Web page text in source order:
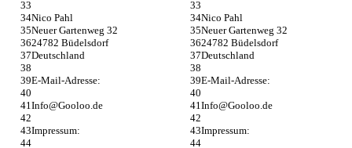
Nico Pahl
Nico Pahl
Neuer Gartenweg 32
Neuer Gartenweg 32
24782 Büdelsdorf
24782 Büdelsdorf
Deutschland
Deutschland
E-Mail-Adresse: E-Mail-Adresse:
Info@Gooloo.de Info@Gooloo.de
Impressum: Impressum: